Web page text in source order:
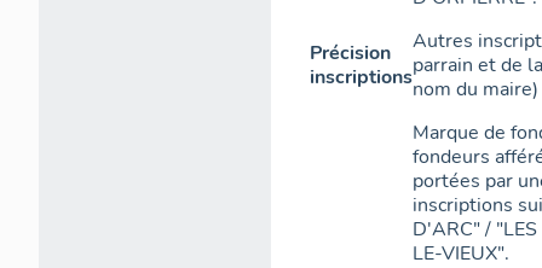
Précision
inscriptions
Autres
parrain et de
nom du
Marque de
fondeurs
portées par
inscriptions
D'ARC" /
LE-VIEUX".